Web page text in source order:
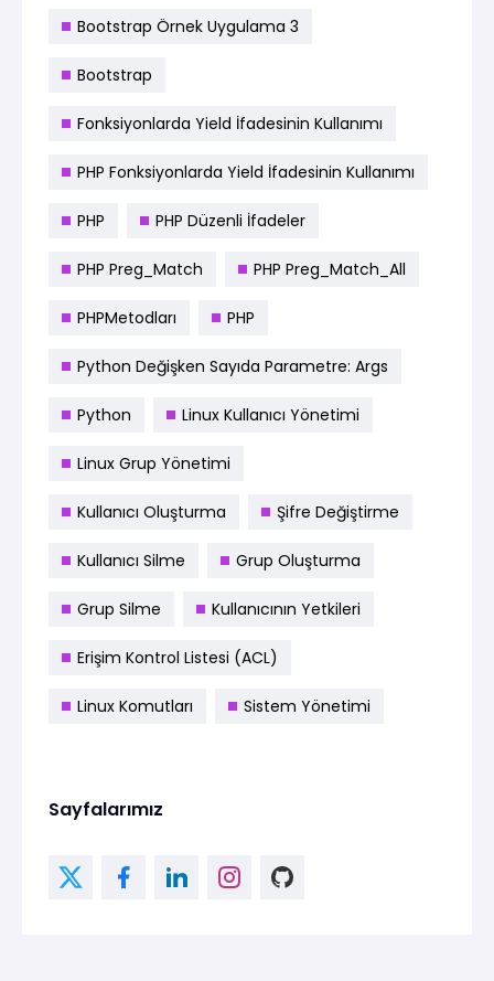
Bootstrap Örnek Uygulama 3
Bootstrap
Fonksiyonlarda Yield İfadesinin Kullanımı
PHP Fonksiyonlarda Yield İfadesinin Kullanımı
PHP PHP Düzenli İfadeler
PHP Preg_Match PHP Preg_Match_All
PHPMetodları PHP
Python Değişken Sayıda Parametre: Args
Python Linux Kullanıcı Yönetimi
Linux Grup Yönetimi
Kullanıcı Oluşturma Şifre Değiştirme
Kullanıcı Silme Grup Oluşturma
Grup Silme Kullanıcının Yetkileri
Erişim Kontrol Listesi (ACL)
Linux Komutları Sistem Yönetimi
Sayfalarımız